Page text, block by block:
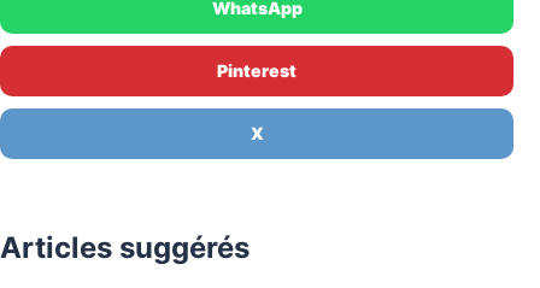
WhatsApp
Pinterest
X
Articles suggérés